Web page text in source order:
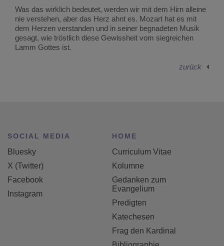
Was das wirklich bedeutet, werden wir mit dem Hirn alleine
nie verstehen, aber das Herz ahnt es. Mozart hat es mit
dem Herzen verstanden und in seiner begnadeten Musik
gesagt, wie tröstlich diese Gewissheit vom siegreichen
Lamm Gottes ist.
zurück
SOCIAL MEDIA
Bluesky
X (Twitter)
Facebook
Instagram
HOME
Curriculum Vitae
Kolumne
Gedanken zum
Evangelium
Predigten
Katechesen
Frag den Kardinal